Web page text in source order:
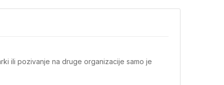
ili pozivanje na druge organizacije samo je